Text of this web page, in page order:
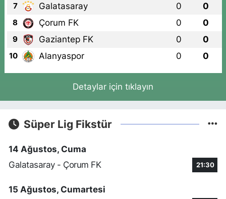
7 Galatasaray 0 0
8 Çorum FK 0 0
9 Gaziantep FK 0 0
10 Alanyaspor 0 0
Detaylar için tıklayın
Süper Lig Fikstür
14 Ağustos, Cuma
Galatasaray - Çorum FK
21:30
15 Ağustos, Cumartesi